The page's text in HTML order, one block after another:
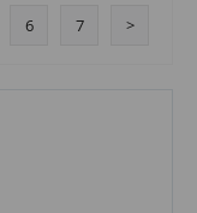
6 7 >